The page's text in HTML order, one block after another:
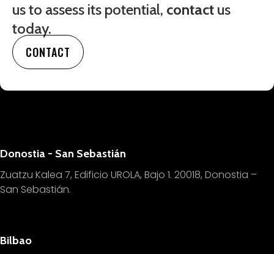
us to assess its potential, contact us
today.
CONTACT
Donostia - San Sebastián
Zuatzu Kalea 7, Edificio UROLA, Bajo 1. 20018, Donostia –
San Sebastián.
Bilbao